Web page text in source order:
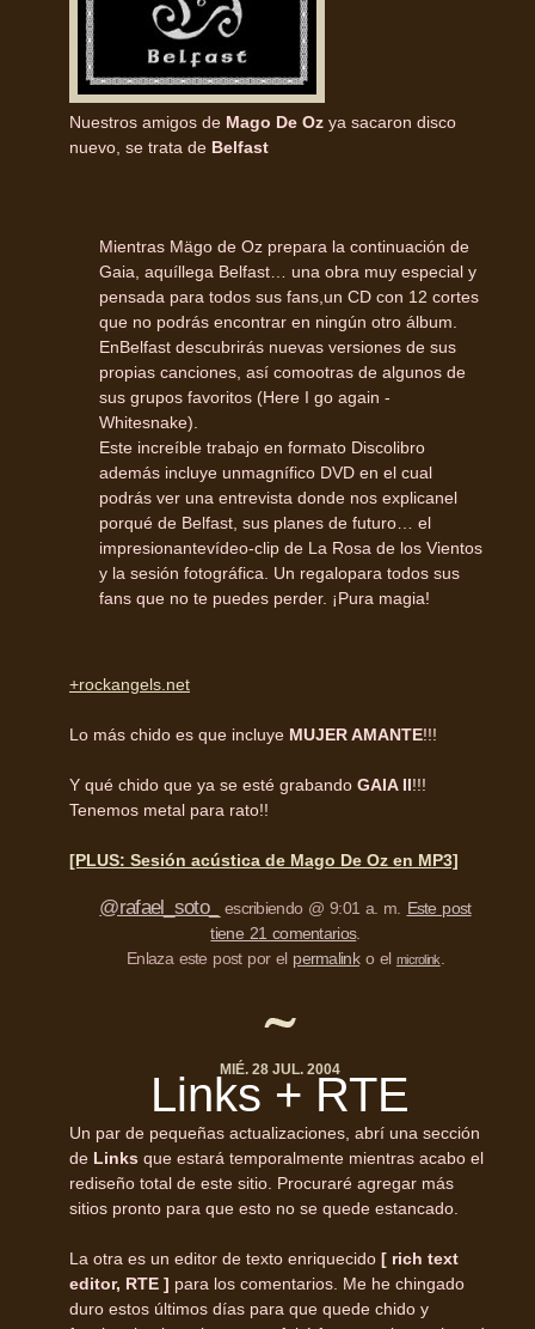
Nuestros amigos de Mago De Oz ya sacaron disco
nuevo, se trata de Belfast
Mientras Mägo de Oz prepara la continuación de
Gaia, aquíllega Belfast… una obra muy especial y
pensada para todos sus fans,un CD con 12 cortes
que no podrás encontrar en ningún otro álbum.
EnBelfast descubrirás nuevas versiones de sus
propias canciones, así comootras de algunos de
sus grupos favoritos (Here I go again -
Whitesnake).
Este increíble trabajo en formato Discolibro
además incluye unmagnífico DVD en el cual
podrás ver una entrevista donde nos explicanel
porqué de Belfast, sus planes de futuro… el
impresionantevídeo-clip de La Rosa de los Vientos
y la sesión fotográfica. Un regalopara todos sus
fans que no te puedes perder. ¡Pura magia!
+rockangels.net
Lo más chido es que incluye MUJER AMANTE!!!
Y qué chido que ya se esté grabando GAIA II!!!
Tenemos metal para rato!!
[PLUS: Sesión acústica de Mago De Oz en MP3]
@rafael_soto_ escribiendo @ 9:01 a. m. Este post
tiene 21 comentarios.
Enlaza este post por el permalinko el microlink
MIÉ. 28 JUL. 2004
Links + RTE
Un par de pequeñas actualizaciones, abrí una sección
de Links que estará temporalmente mientras acabo el
rediseño total de este sitio. Procuraré agregar más
sitios pronto para que esto no se quede estancado.
La otra es un editor de texto enriquecido [ rich text
editor, RTE ] para los comentarios. Me he chingado
duro estos últimos días para que quede chido y